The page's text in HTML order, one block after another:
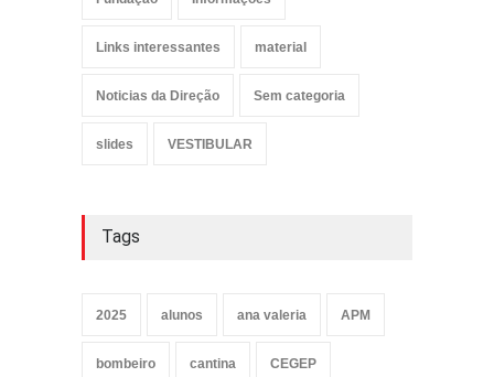
Links interessantes material
Noticias da Direção Sem categoria
slides VESTIBULAR
Tags
2025 alunos ana valeria APM
bombeiro cantina CEGEP